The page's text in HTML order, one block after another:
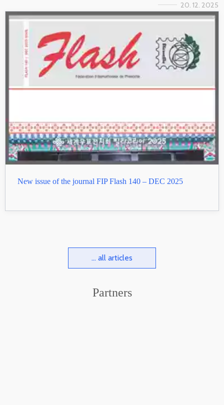
20. 12. 2025
New issue of the journal FIP Flash 140 – DEC 2025
... all articles
Partners